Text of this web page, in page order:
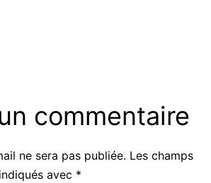
commentaire
ne sera pas publiée. Les champs
avec *